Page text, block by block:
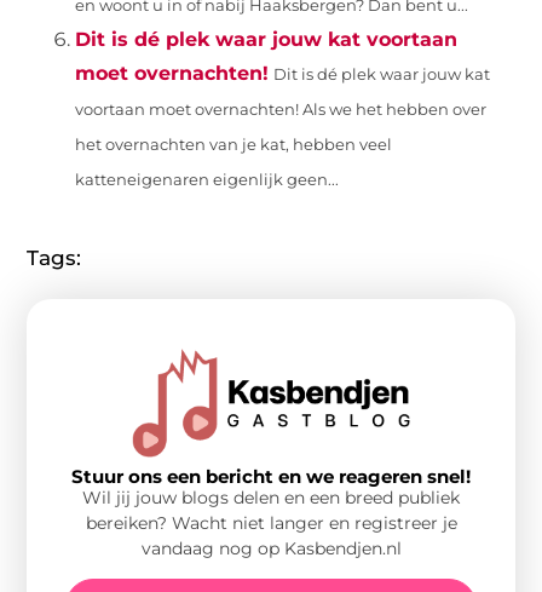
en woont u in of nabij Haaksbergen? Dan bent u...
Dit is dé plek waar jouw kat voortaan
moet overnachten! Dit is dé plek waar jouw kat
voortaan moet overnachten! Als we het hebben over
het overnachten van je kat, hebben veel
katteneigenaren eigenlijk geen...
Tags:
Stuur ons een bericht en we reageren snel!
Wil jij jouw blogs delen en een breed publiek
bereiken? Wacht niet langer en registreer je
vandaag nog op Kasbendjen.nl